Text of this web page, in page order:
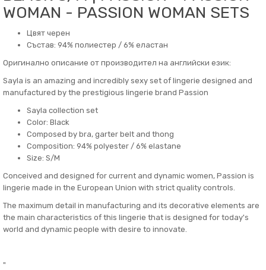
WOMAN - PASSION WOMAN SETS
Цвят черен
Състав: 94% полиестер / 6% еластан
Оригинално описание от производител на английски език:
Sayla is an amazing and incredibly sexy set of lingerie designed and
manufactured by the prestigious lingerie brand Passion
Sayla collection set
Color: Black
Composed by bra, garter belt and thong
Composition: 94% polyester / 6% elastane
Size: S/M
Conceived and designed for current and dynamic women, Passion is
lingerie made in the European Union with strict quality controls.
The maximum detail in manufacturing and its decorative elements are
the main characteristics of this lingerie that is designed for today's
world and dynamic people with desire to innovate.
"